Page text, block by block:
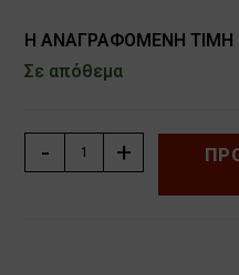
Η ΑΝΑΓΡΑΦΟΜΕΝΗ ΤΙΜΗ
Σε απόθεμα
ΚΑΛΩΔΙΟ
ΥΦΑΣΜΑΤΙΝΟ
- +